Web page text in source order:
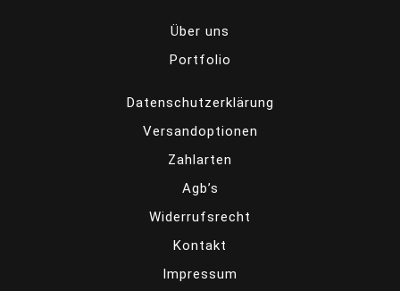
Über uns
Portfolio
Datenschutzerklärung
Versandoptionen
Zahlarten
Agb’s
Widerrufsrecht
Kontakt
Impressum